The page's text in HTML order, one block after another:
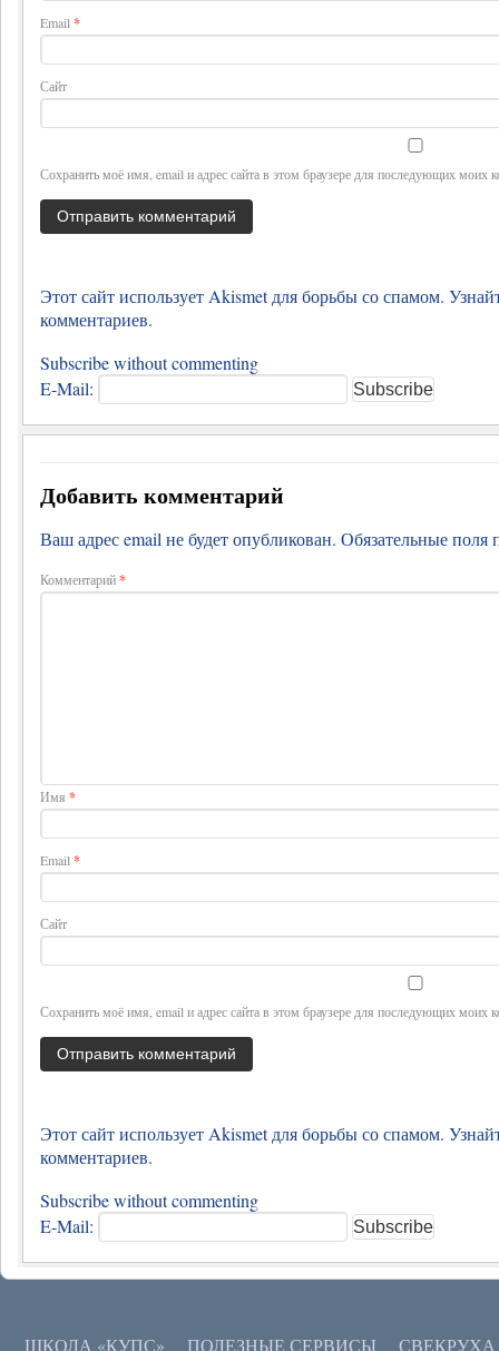
Email *
Сайт
Сохранить моё имя, email и адрес сайта в этом браузере для последующих моих
Этот сайт использует Akismet для борьбы со спамом.
комментариев.
Subscribe without commenting
E-Mail:
Добавить комментарий
Ваш адрес email не будет опубликован. Обязательные
Комментарий*
Имя *
Email *
Сайт
Сохранить моё имя, email и адрес сайта в этом браузере для последующих моих
Этот сайт использует Akismet для борьбы со спамом.
комментариев.
Subscribe without commenting
E-Mail:
ШКОЛА «КУПС» ПОЛЕЗНЫЕ СЕРВИСЫ СВЕКРУХА